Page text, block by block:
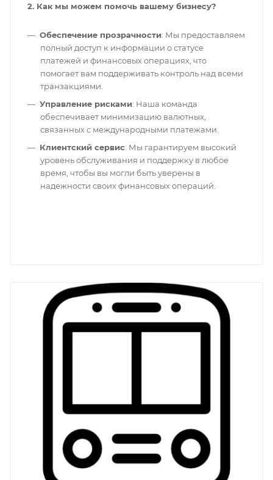
2. Как мы можем помочь вашему бизнесу?
Обеспечение прозрачности: Мы предоставляем
полный доступ к информации о статусе
платежей и финансовых операциях, что
помогает вам поддерживать контроль над всеми
транзакциями.
Управление рисками: Наша команда
обеспечивает минимизацию валютных,
связанных с международными платежами.
Клиентский сервис: Мы гарантируем высокий
уровень обслуживания и поддержку в любое
время, чтобы вы могли быть уверены в
надежности своих финансовых операций.